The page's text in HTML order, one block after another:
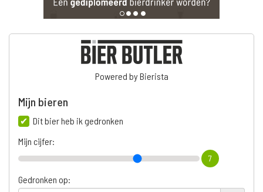
Powered by Bierista
Mijn bieren
Dit bier heb ik gedronken
Mijn cijfer:
7
Gedronken op: